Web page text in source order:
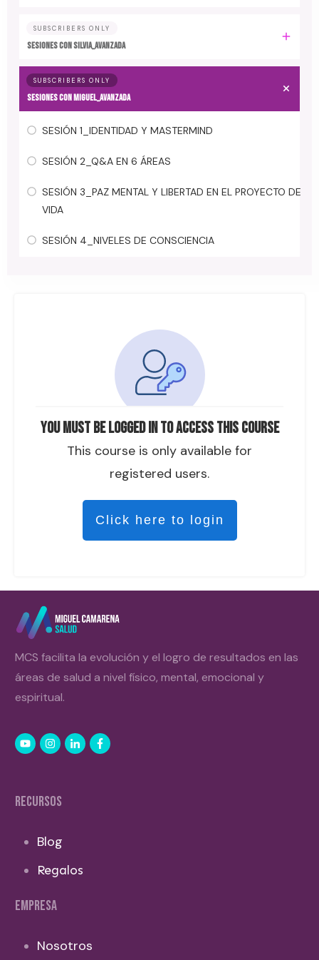
You must be logged in to access this course
This course is only available for
registered users.
Click here to login
SUBSCRIBERS ONLY
SESIONES CON SILVIA_AVANZADA
SUBSCRIBERS ONLY
SESIONES CON MIGUEL_AVANZADA
SESIÓN 1_IDENTIDAD Y MASTERMIND
SESIÓN 2_Q&A EN 6 ÁREAS
SESIÓN 3_PAZ MENTAL Y LIBERTAD EN EL PROYECTO DE
VIDA
SESIÓN 4_NIVELES DE CONSCIENCIA
MCS facilita la evolución y el logro de resultados en las
áreas de salud a nivel físico, mental, emocional y
espiritual.
RECURSOS
Blog
Regalos
EMPRESA
Nosotros